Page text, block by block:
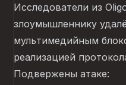
Исследователи из
злоумышленнику
мультимедийным
реализацией
Подвержены атаке: